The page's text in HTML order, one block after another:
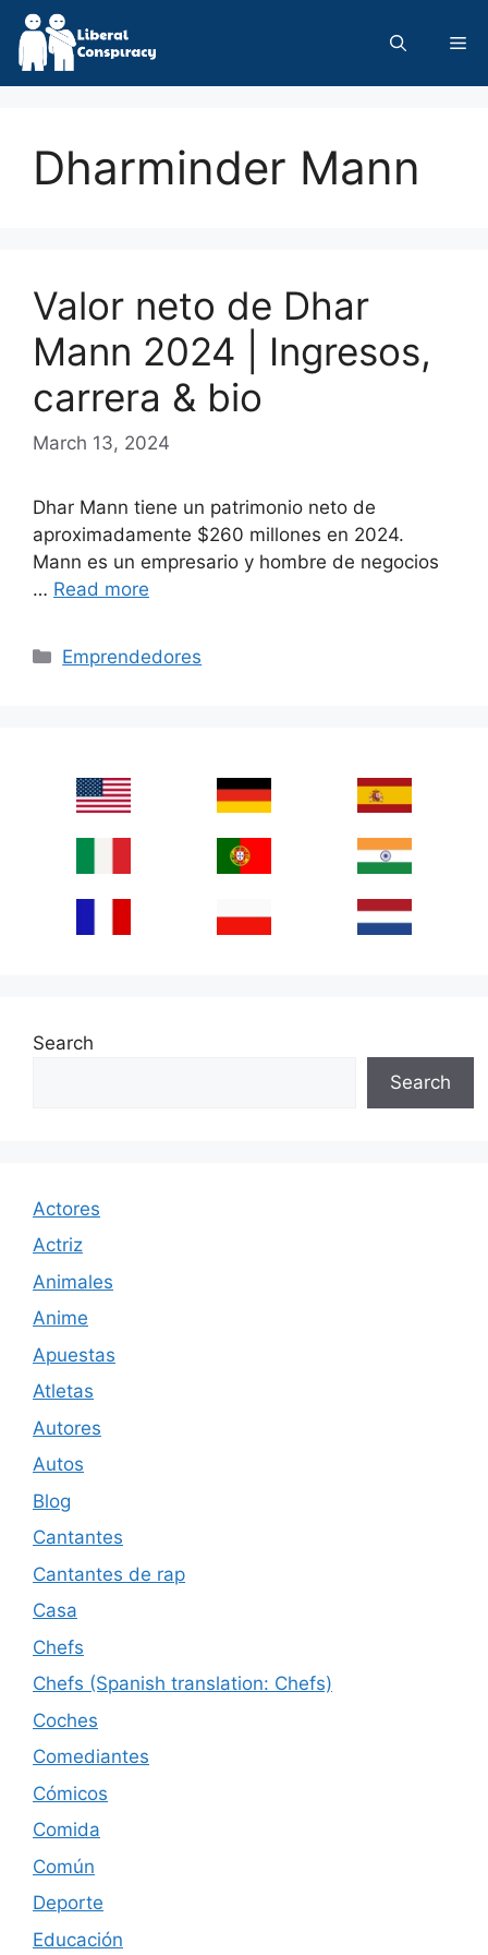
Skip
content
Dharminder Mann
Valor neto de Dhar
Mann 2024 | Ingresos,
carrera & bio
March 13, 2024
Dhar Mann tiene un patrimonio neto de
aproximadamente $260 millones en 2024.
Mann es un empresario y hombre de negocios
… Read more
Categories
Emprendedores
Search
Search
Actores
Actriz
Animales
Anime
Apuestas
Atletas
Autores
Autos
Blog
Cantantes
Cantantes de rap
Casa
Chefs
Chefs (Spanish translation: Chefs)
Coches
Comediantes
Cómicos
Comida
Común
Deporte
Educación